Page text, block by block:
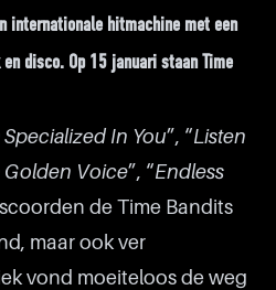
internationale hitmachine met een
disco. Op 15 januari staan Time
Specialized In You”, “Listen
Golden Voice”, “Endless
de Time Bandits
maar ook ver
vond moeiteloos de weg